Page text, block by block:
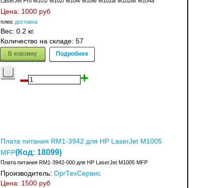
Цена: 1000 руб
плюс доставка
Вес: 0.2 кг.
Количество на складе: 57
В корзину Подробнее
Плата питания RM1-3942 для HP LaserJet M1005
MFP(Код: 18099)
Плата питания RM1-3942-000 для HP LaserJet M1005 MFP
Производитель: ОргТехСервис
Цена: 1500 руб